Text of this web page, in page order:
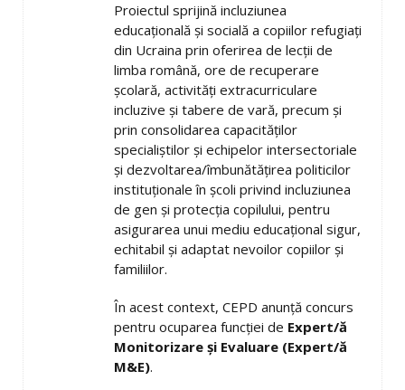
Proiectul sprijină incluziunea
educațională și socială a copiilor refugiați
din Ucraina prin oferirea de lecții de
limba română, ore de recuperare
școlară, activități extracurriculare
incluzive și tabere de vară, precum și
prin consolidarea capacităților
specialiștilor și echipelor intersectoriale
și dezvoltarea/îmbunătățirea politicilor
instituționale în școli privind incluziunea
de gen și protecția copilului, pentru
asigurarea unui mediu educațional sigur,
echitabil și adaptat nevoilor copiilor și
familiilor.
În acest context, CEPD anunță concurs
pentru ocuparea funcției de Expert/ă
Monitorizare și Evaluare (Expert/ă
M&E).